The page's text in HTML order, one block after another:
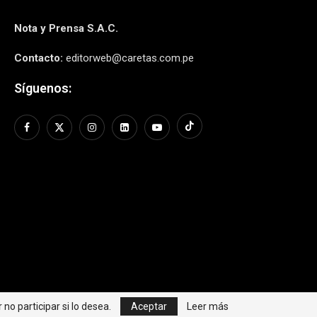
Nota y Prensa S.A.C.
Contacto: editorweb@caretas.com.pe
Síguenos:
participar si lo desea. Aceptar Leer más